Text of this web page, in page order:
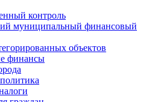
контроль
муниципальный финансовый
объектов
финансы